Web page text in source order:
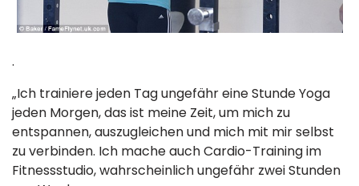
.
„Ich trainiere jeden Tag ungefähr eine Stunde Yoga
jeden Morgen, das ist meine Zeit, um mich zu
entspannen, auszugleichen und mich mit mir selbst
zu verbinden. Ich mache auch Cardio-Training im
Fitnessstudio, wahrscheinlich ungefähr zwei Stunden